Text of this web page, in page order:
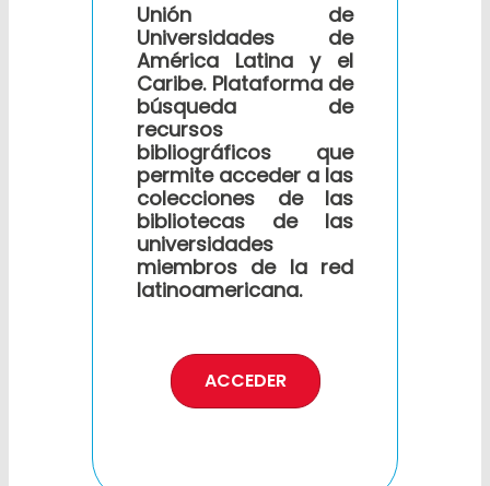
Unión de
Universidades de
América Latina y el
Caribe. Plataforma de
búsqueda de
recursos
bibliográficos que
permite acceder a las
colecciones de las
bibliotecas de las
universidades
miembros de la red
latinoamericana.
ACCEDER